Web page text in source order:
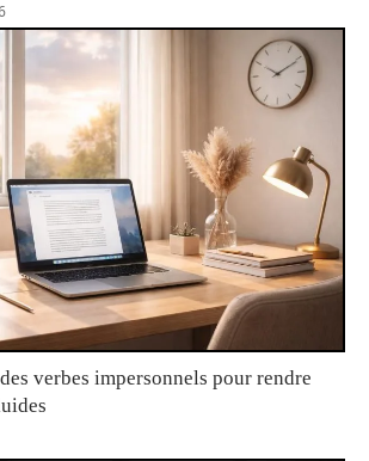
verbes impersonnels pour rendre